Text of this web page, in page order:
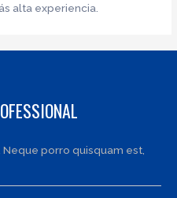
alta experiencia.
porro quisquam est,